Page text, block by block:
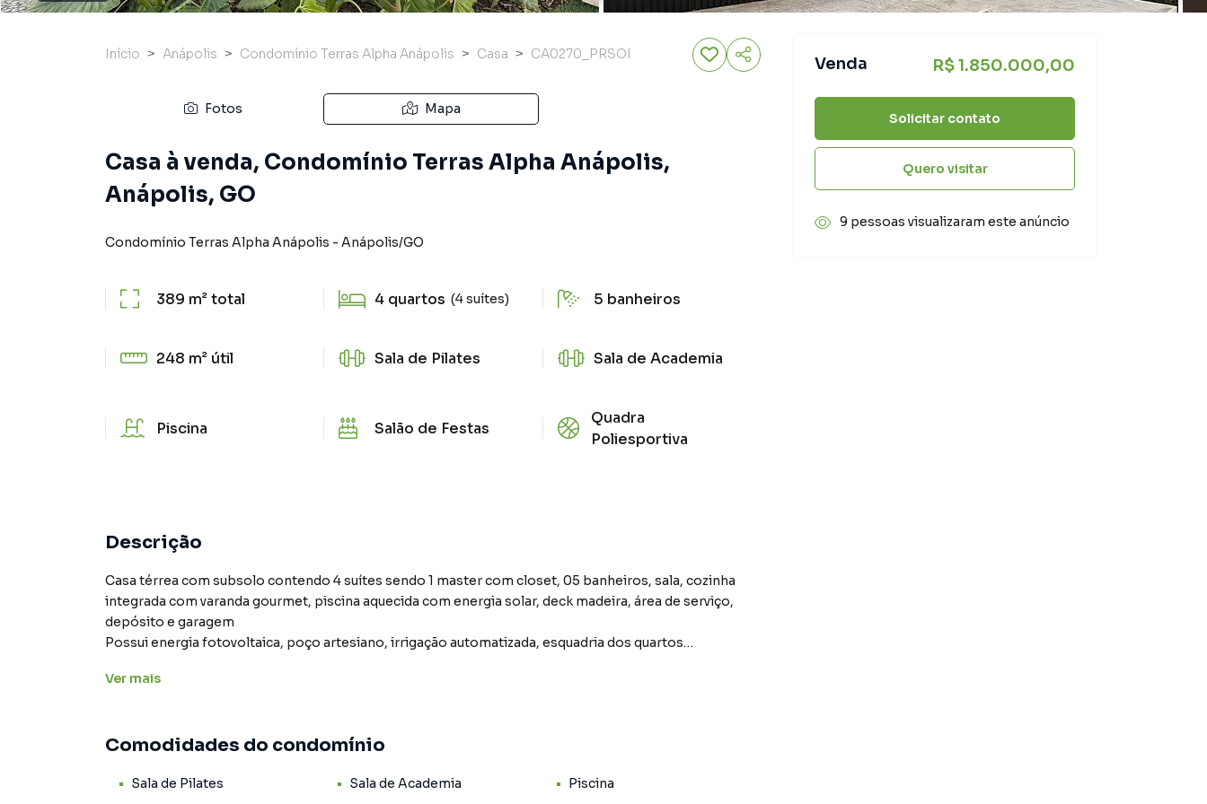
Início Anápolis Condomínio Terras Alpha Anápolis Casa CA0270_PRSOI
Fotos Mapa
Casa à venda, Condomínio Terras Alpha Anápolis,
Anápolis, GO
Condomínio Terras Alpha Anápolis - Anápolis/GO
389 m²total 4 quartos (4 suítes) 5 banheiros
248 m² útil Sala de Pilates Sala de Academia
Piscina Salão de Festas
Quadra
Poliesportiva
Descrição
Casa térrea com subsolo contendo 4 suítes sendo 1 master com closet, 05 banheiros, sala, cozinha
integrada com varanda gourmet, piscina aquecida com energia solar, deck madeira, área de serviço,
depósito e garagem
Possui energia fotovoltaica, poço artesiano, irrigação automatizada, esquadria dos quartos
Revestimento e piso: Portinari e Portobello
Área construída 248 mts
Analisa permuta. Contato: 62994776033 Ingrid
Ver mais
Comodidades do condomínio
Sala de Pilates Sala de Academia
Piscina
Venda R$ 1.850.000,00
Solicitar contato
Quero visitar
9 pessoas visualizaram este anúncio